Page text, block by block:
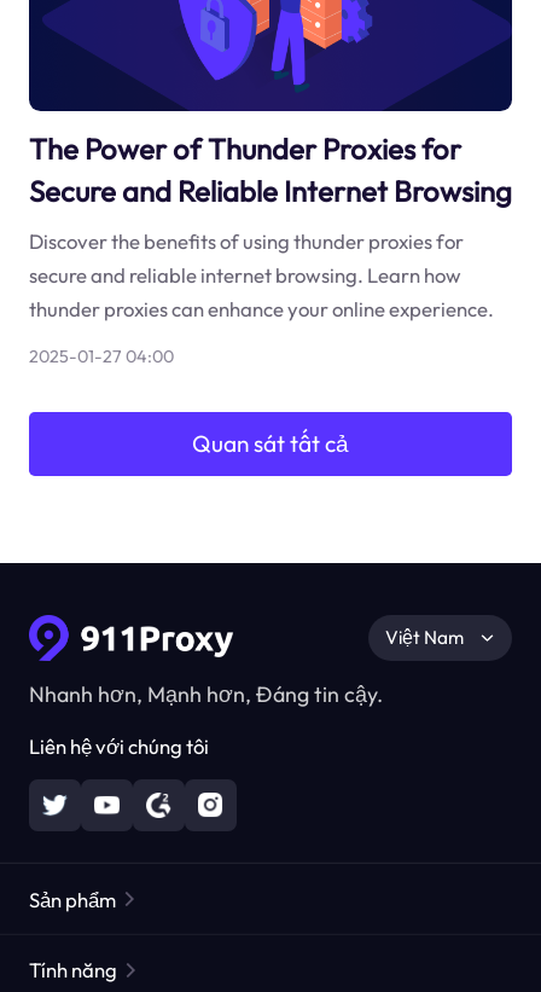
The Power of Thunder Proxies for
Secure and Reliable Internet Browsing
Discover the benefits of using thunder proxies for
secure and reliable internet browsing. Learn how
thunder proxies can enhance your online experience.
2025-01-27 04:00
Quan sát tất cả
Nhanh hơn, Mạnh hơn, Đáng tin cậy.
Liên hệ với chúng tôi
Việt Nam
Sản phẩm
Tính năng